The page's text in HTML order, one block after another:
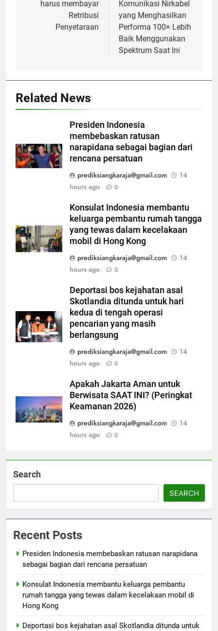
harus membayar
Retribusi
Penyetaraan
Komunikasi Nirkabel
yang Menghasilkan
Performa 100× Lebih
Baik Menggunakan
Spektrum Saat Ini
Related News
Presiden Indonesia
membebaskan ratusan
narapidana sebagai bagian dari
rencana persatuan
prediksiangkaraja@gmail.com
14
hours ago
0
Konsulat Indonesia membantu
keluarga pembantu rumah tangga
yang tewas dalam kecelakaan
mobil di Hong Kong
prediksiangkaraja@gmail.com
14
hours ago
0
Deportasi bos kejahatan asal
Skotlandia ditunda untuk hari
kedua di tengah operasi
pencarian yang masih
berlangsung
prediksiangkaraja@gmail.com
14
hours ago
0
Apakah Jakarta Aman untuk
Berwisata SAAT INI? (Peringkat
Keamanan 2026)
prediksiangkaraja@gmail.com
14
hours ago
0
Search
SEARCH
Recent Posts
Presiden Indonesia membebaskan ratusan narapidana
sebagai bagian dari rencana persatuan
Konsulat Indonesia membantu keluarga pembantu
rumah tangga yang tewas dalam kecelakaan mobil di
Hong Kong
Deportasi bos kejahatan asal Skotlandia ditunda untuk